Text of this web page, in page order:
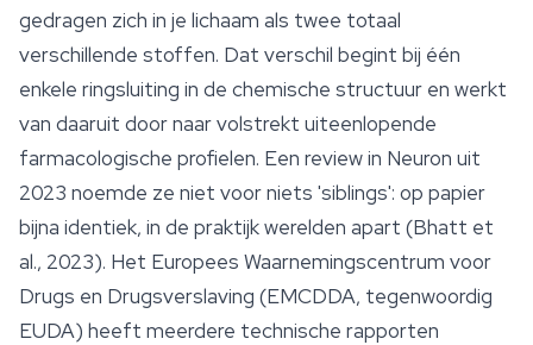
gedragen zich in je lichaam als twee totaal
verschillende stoffen. Dat verschil begint bij één
enkele ringsluiting in de chemische structuur en werkt
van daaruit door naar volstrekt uiteenlopende
farmacologische profielen. Een review in Neuron uit
2023 noemde ze niet voor niets 'siblings': op papier
bijna identiek, in de praktijk werelden apart (Bhatt et
al., 2023). Het Europees Waarnemingscentrum voor
Drugs en Drugsverslaving (EMCDDA, tegenwoordig
EUDA) heeft meerdere technische rapporten